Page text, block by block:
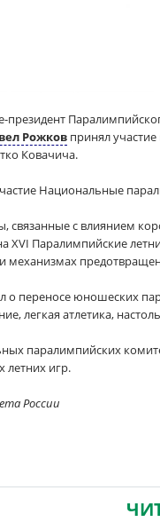
президент
Рожков принял
Ковачича.
Национальные
связанные с влиянием
XVI Паралимпийские
переносе юношеских
легкая атлетика,
паралимпийских
летних игр.​
России